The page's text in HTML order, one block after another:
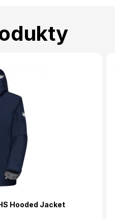
Hooded Jacket